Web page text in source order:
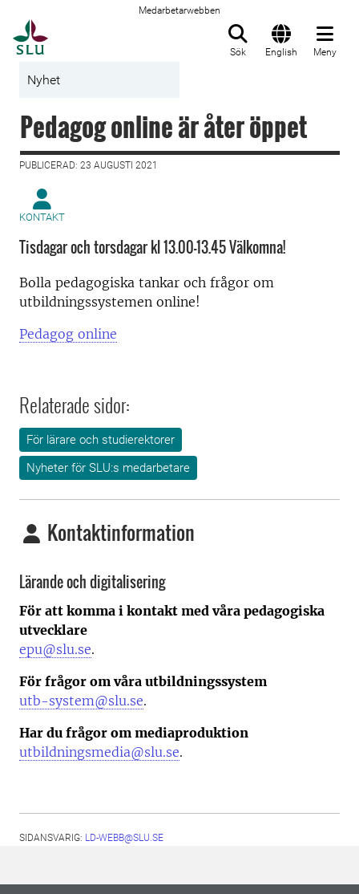
Medarbetarwebben
Sök English Meny
Nyhet
Pedagog online är åter öppet
PUBLICERAD: 23 AUGUSTI 2021
KONTAKT
Tisdagar och torsdagar kl 13.00-13.45 Välkomna!
Bolla pedagogiska tankar och frågor om
utbildningssystemen online!
Pedagog online
Relaterade sidor:
För lärare och studierektorer
Nyheter för SLU:s medarbetare
Kontaktinformation
Lärande och digitalisering
För att komma i kontakt med våra pedagogiska
utvecklare
epu@slu.se.
För frågor om våra utbildningssystem
utb-system@slu.se.
Har du frågor om mediaproduktion
utbildningsmedia@slu.se.
SIDANSVARIG: LD-WEBB@SLU.SE